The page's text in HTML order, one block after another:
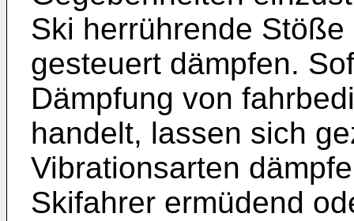
Ski herrührende
gesteuert dämpfen.
Dämpfung von
handelt, lassen sich
Vibrationsarten
Skifahrer ermüdend